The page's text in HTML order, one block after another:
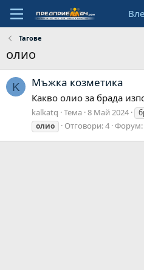
Тагове
олио
K Мъжка козметика
Какво олио за брада
kalkatq Тема 8 Май 2024
олио
Отговори: 4 Форум: